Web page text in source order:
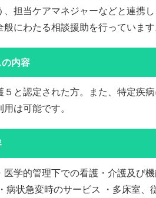
、担当ケアマネジャーなどと連携
般にわたる相談援助を行っていま
内容